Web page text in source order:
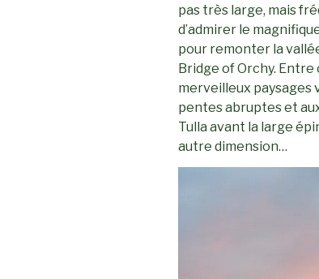
pas très large, mais
d’admirer le
pour remonter la
Bridge of Orchy.
merveilleux paysages
pentes abruptes et
Tulla avant la large
autre dimension…